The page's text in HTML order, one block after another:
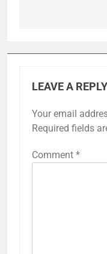
LEAVE A REPLY
Your email
Required fields
Comment *